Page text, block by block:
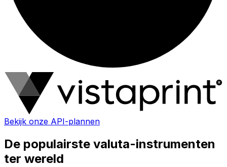
Bekijk onze API-plannen
De populairste valuta-instrumenten
ter wereld